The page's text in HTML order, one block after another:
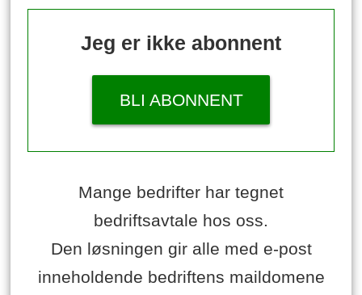
Jeg er ikke abonnent
BLI ABONNENT
Mange bedrifter har tegnet
bedriftsavtale hos oss.
Den løsningen gir alle med e-post
inneholdende bedriftens maildomene